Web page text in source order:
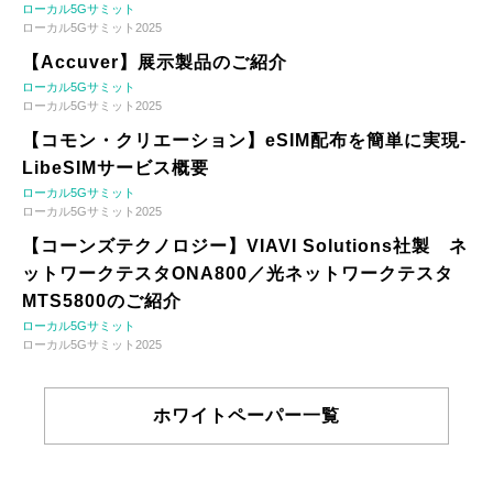
ローカル5Gサミット
ローカル5Gサミット2025
【Accuver】展示製品のご紹介
ローカル5Gサミット
ローカル5Gサミット2025
【コモン・クリエーション】eSIM配布を簡単に実現-
LibeSIMサービス概要
ローカル5Gサミット
ローカル5Gサミット2025
【コーンズテクノロジー】VIAVI Solutions社製 ネ
ットワークテスタONA800／光ネットワークテスタ
MTS5800のご紹介
ローカル5Gサミット
ローカル5Gサミット2025
ホワイトペーパー一覧